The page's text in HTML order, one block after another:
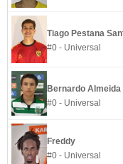
Tiago Pestana
#0 - Universal
Bernardo Almeida
#0 - Universal
Freddy
#0 - Universal